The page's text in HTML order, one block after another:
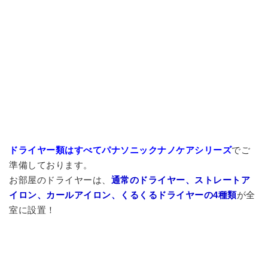
ドライヤー類はすべてパナソニックナノケアシリーズでご
準備しております。
お部屋のドライヤーは、 通常のドライヤー、ストレートア
イロン、カールアイロン、くるくるドライヤーの4種類が全
室に設置！